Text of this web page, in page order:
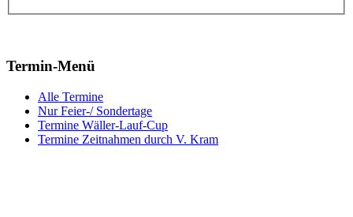
Termin-Menü
Alle Termine
Nur Feier-/ Sondertage
Termine Wäller-Lauf-Cup
Termine Zeitnahmen durch V. Kram